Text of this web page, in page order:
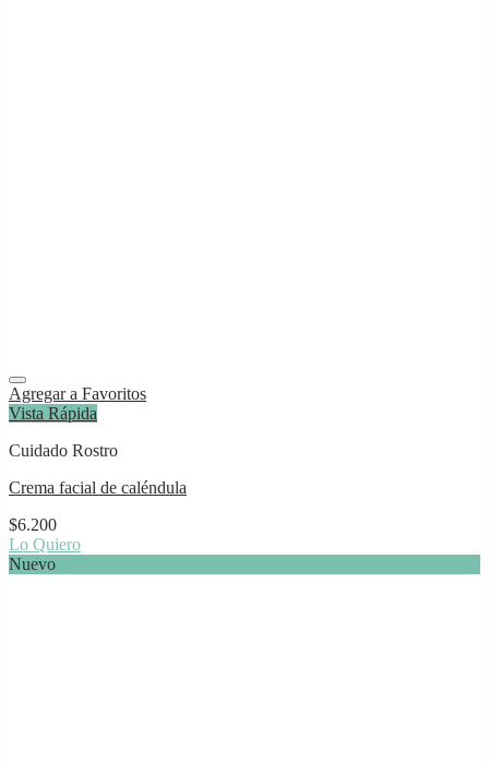
Agregar a Favoritos
Vista Rápida
Cuidado Rostro
Crema facial de caléndula
$6.200
Lo Quiero
Nuevo